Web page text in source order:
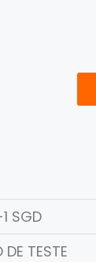
SGD
TESTE